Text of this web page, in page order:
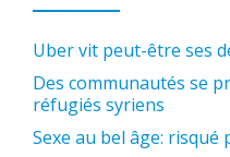
Uber vit peut-être ses
Des communautés se
réfugiés syriens
Sexe au bel âge: